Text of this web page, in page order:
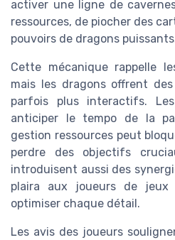
activer une ligne de
ressources, de piocher des
pouvoirs de dragons
Cette mécanique rappelle
mais les dragons offrent
parfois plus interactifs.
anticiper le tempo de la
gestion ressources peut
perdre des objectifs
introduisent aussi des
plaira aux joueurs de
optimiser chaque détail.
Les avis des joueurs